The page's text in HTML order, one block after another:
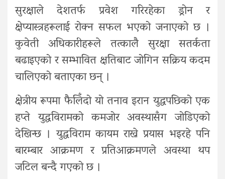
सुरक्षाले देशतर्फ प्रवेश गरिरहेका ड्रोन र
क्षेप्यास्त्रहरूलाई रोक्न सफल भएको जनाएको छ ।
कुवेती अधिकारीहरूले तत्कालै सुरक्षा सतर्कता
बढाइएको र सम्भावित क्षतिबाट जोगिन सक्रिय कदम
चालिएको बताएका छन् ।
क्षेत्रीय रूपमा फैलिँदो यो तनाव इरान युद्धपछिको एक
हप्ते युद्धविरामको कमजोर अवस्थासँग जोडिएको
देखिन्छ । युद्धविराम कायम राख्ने प्रयास भइरहे पनि
बारम्बार आक्रमण र प्रतिआक्रमणले अवस्था थप
जटिल बन्दै गएको छ ।